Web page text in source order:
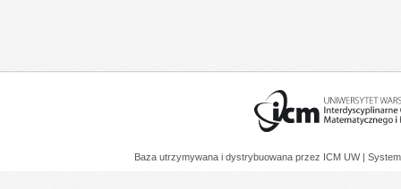
Baza utrzymywana i dystrybuowana przez ICM UW |